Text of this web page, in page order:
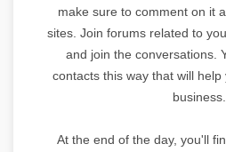
make sure to comment on it
sites. Join forums related to
and join the conversations.
contacts this way that will
business.
At the end of the day, you'll